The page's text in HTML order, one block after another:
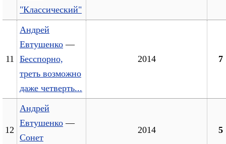
"Классический"
11
Андрей
Евтушенко —
Бесспорно,
треть возможно
даже четверть...
2014 7
12
Андрей
Евтушенко —
Сонет
2014 5